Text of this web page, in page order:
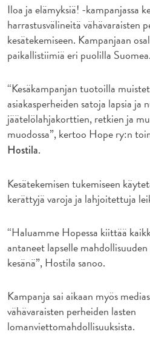
Iloa ja elämyksiä! -kampanjassa
harrastusvälineitä vähävaraisten
kesätekemiseen. Kampanjaan
paikallistiimiä eri puolilla Suomea.
“Kesäkampanjan tuotoilla
asiakasperheiden satoja lapsia ja
jäätelölahjakorttien, retkien ja
muodossa”, kertoo Hope ry:n
Hostila.
Kesätekemisen tukemiseen
kerättyjä varoja ja lahjoitettuja
“Haluamme Hopessa kiittää
antaneet lapselle
kesänä”, Hostila sanoo.
Kampanja sai aikaan myös
vähävaraisten perheiden lasten
lomanviettomahdollisuuksista.